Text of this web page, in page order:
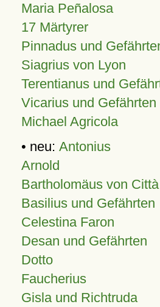
Maria Peñalosa
17 Märtyrer
Pinnadus und
Siagrius von Lyon
Terentianus und
Vicarius und Gefährten
Michael Agricola
• neu: Antonius
Arnold
Bartholomäus von
Basilius und Gefährten
Celestina Faron
Desan und Gefährten
Dotto
Faucherius
Gisla und Richtruda